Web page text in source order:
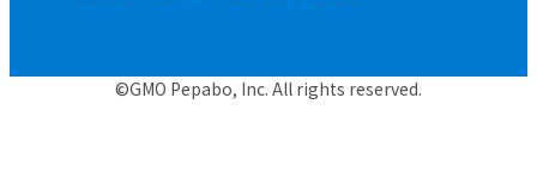
©GMO Pepabo, Inc. All rights reserved.